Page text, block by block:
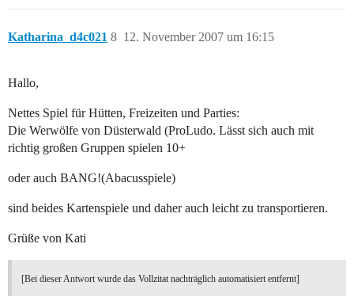
Katharina_d4c021 12. November 2007 um 16:15
8
Hallo,
Nettes Spiel für Hütten, Freizeiten und Parties:
Die Werwölfe von Düsterwald (ProLudo. Lässt sich auch mit
richtig großen Gruppen spielen 10+
oder auch BANG!(Abacusspiele)
sind beides Kartenspiele und daher auch leicht zu transportieren.
Grüße von Kati
[Bei dieser Antwort wurde das Vollzitat nachträglich automatisiert entfernt]